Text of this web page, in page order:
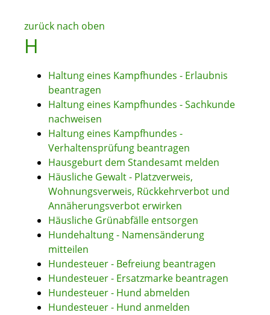
zurück nach oben
H
Haltung eines Kampfhundes - Erlaubnis
beantragen
Haltung eines Kampfhundes - Sachkunde
nachweisen
Haltung eines Kampfhundes -
Verhaltensprüfung beantragen
Hausgeburt dem Standesamt melden
Häusliche Gewalt - Platzverweis,
Wohnungsverweis, Rückkehrverbot und
Annäherungsverbot erwirken
Häusliche Grünabfälle entsorgen
Hundehaltung - Namensänderung
mitteilen
Hundesteuer - Befreiung beantragen
Hundesteuer - Ersatzmarke beantragen
Hundesteuer - Hund abmelden
Hundesteuer - Hund anmelden